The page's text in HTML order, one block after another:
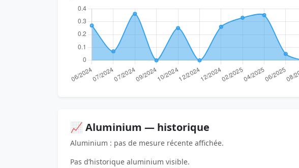
📈 Aluminium — historique
Aluminium : pas de mesure récente affichée.
Pas d’historique aluminium visible.